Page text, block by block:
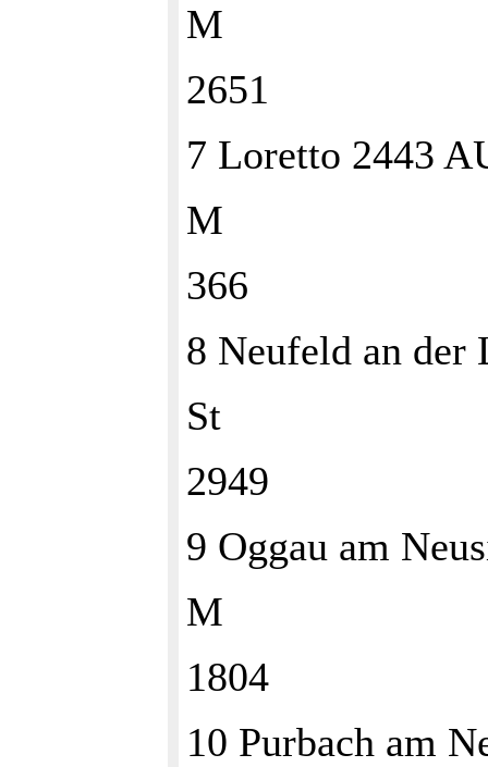
M
2651
7 Loretto 2443
M
366
8 Neufeld an der
St
2949
9 Oggau am
M
1804
10 Purbach am